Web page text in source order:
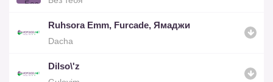
Ruhsora Emm, Furcade, Ямаджи
Dacha
Dilso\'z